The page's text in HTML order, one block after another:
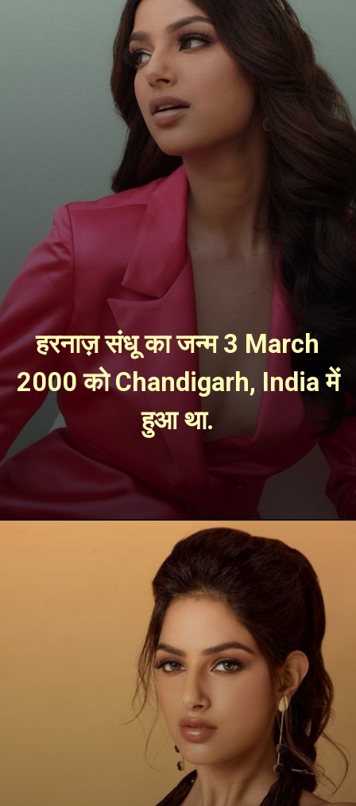
हरनाज़ संधू का जन्म 3 March
2000 को Chandigarh, India में
हुआ था.